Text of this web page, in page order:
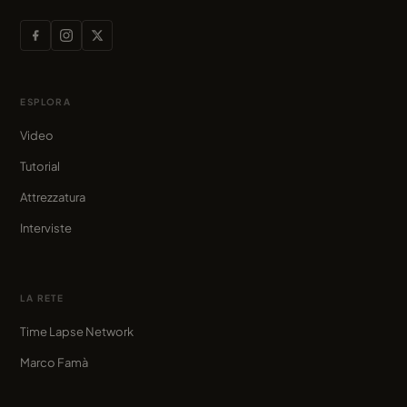
ESPLORA
Video
Tutorial
Attrezzatura
Interviste
LA RETE
Time Lapse Network
Marco Famà